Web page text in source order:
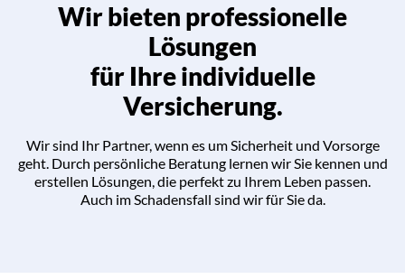
Wir bieten professionelle
Lösungen
für Ihre individuelle
Versicherung.
Wir sind Ihr Partner, wenn es um Sicherheit und Vorsorge
geht. Durch persönliche Beratung lernen wir Sie kennen und
erstellen Lösungen, die perfekt zu Ihrem Leben passen.
Auch im Schadensfall sind wir für Sie da.